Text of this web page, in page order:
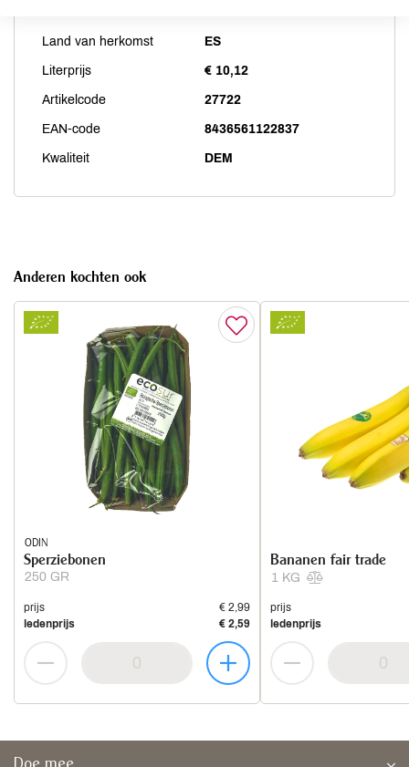
Land van herkomst ES
Literprijs € 10,12
Artikelcode 27722
EAN-code 8436561122837
Kwaliteit DEM
Anderen kochten ook
ODIN
250 GR
Sperziebonen
prijs
€ 2,99
ledenprijs
€ 2,59
1 KG
Bananen fair trade
prijs
ledenprijs